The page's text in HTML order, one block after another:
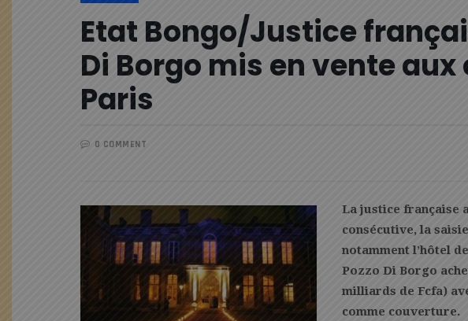
Etat Bongo/Justice
Di Borgo mis en vente aux
Paris
0 COMMENT
La justice française
consécutive, la
notamment l’hôtel
Pozzo Di Borgo
milliards de Fcfa)
comme couverture.